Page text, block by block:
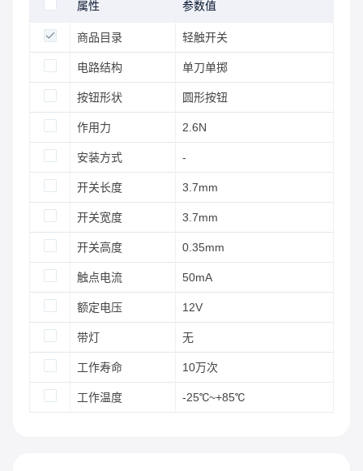
属性 参数值
商品目录 轻触开关
电路结构 单刀单掷
按钮形状 圆形按钮
作用力 2.6N
安装方式 -
开关长度 3.7mm
开关宽度 3.7mm
开关高度 0.35mm
触点电流 50mA
额定电压 12V
带灯 无
工作寿命 10万次
工作温度 -25℃~+85℃